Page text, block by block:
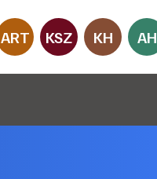
ART KSZ KH AH